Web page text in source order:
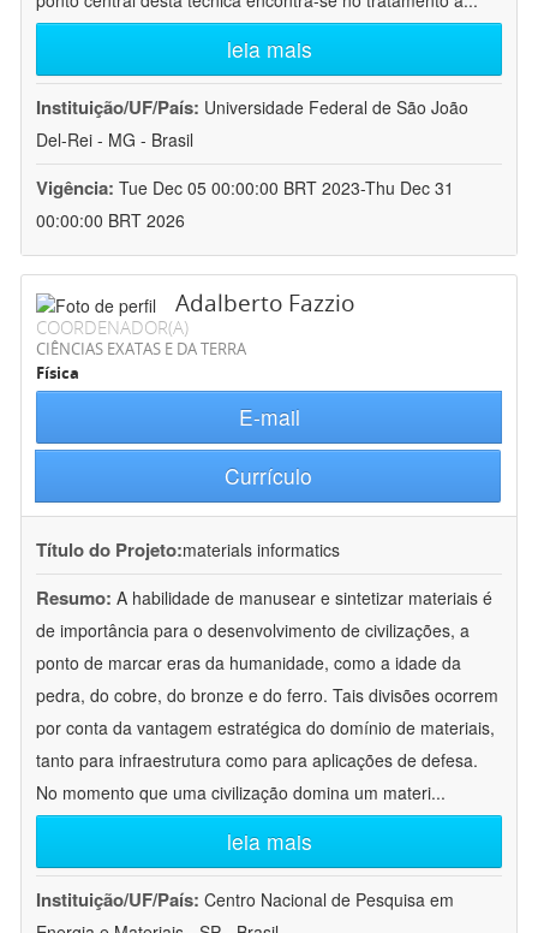
leia mais
Instituição/UF/País: Universidade Federal de São João
Del-Rei - MG - Brasil
Vigência: Tue Dec 05 00:00:00 BRT 2023-Thu Dec 31
00:00:00 BRT 2026
Adalberto Fazzio
COORDENADOR(A)
CIÊNCIAS EXATAS E DA TERRA
Física
E-mail
Currículo
Título do Projeto:materials informatics
Resumo: A habilidade de manusear e sintetizar materiais é
de importância para o desenvolvimento de civilizações, a
ponto de marcar eras da humanidade, como a idade da
pedra, do cobre, do bronze e do ferro. Tais divisões ocorrem
por conta da vantagem estratégica do domínio de materiais,
tanto para infraestrutura como para aplicações de defesa.
No momento que uma civilização domina um materi...
leia mais
Instituição/UF/País: Centro Nacional de Pesquisa em